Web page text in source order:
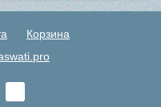
Корзина